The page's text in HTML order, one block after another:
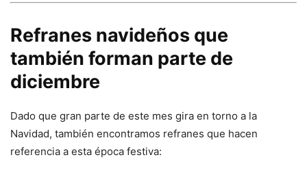
Refranes navideños que
también forman parte de
diciembre
Dado que gran parte de este mes gira en torno a la
Navidad, también encontramos refranes que hacen
referencia a esta época festiva: